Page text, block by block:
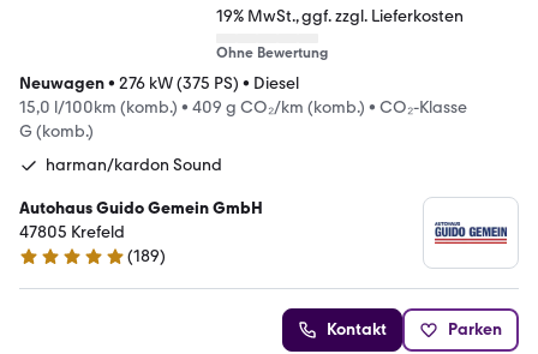
19% MwSt. ggf. zzgl. Lieferkosten
Ohne Bewertung
Neuwagen• 276 kW (375 PS) • Diesel
15,0 l/100km (komb.) • 409 g CO₂/km (komb.) • CO₂-Klasse
G (komb.)
harman/kardon Sound
Autohaus Guido Gemein GmbH
47805 Krefeld
4.9 Sterne
(189)
Kontakt Parken